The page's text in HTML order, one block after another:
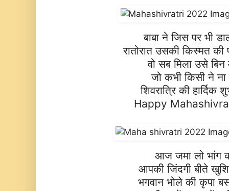
बाबा ने जिस पर भी
रातोरात उसकी किस्मत की
वो सब मिला उसे बिन
जो कभी किसी ने ना
शिवरात्रि की हार्दिक
Happy
आज जमा लो भांग
आपकी जिंदगी बीते
भगवान भोले की कृपा